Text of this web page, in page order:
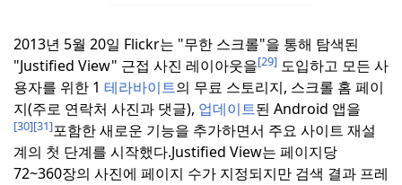
2013년 5월 20일 Flickr는 "무한 스크롤"을 통해 탐색된
"Justified View" 근접 사진 레이아웃을[29] 도입하고 모든 사
용자를 위한 1 테라바이트의 무료 스토리지, 스크롤 홈 페이
지(주로 연락처 사진과 댓글), 업데이트된 Android 앱을
[30][31]포함한 새로운 기능을 추가하면서 주요 사이트 재설
계의 첫 단계를 시작했다.Justified View는 페이지당
72~360장의 사진에 페이지 수가 지정되지만 검색 결과 프레